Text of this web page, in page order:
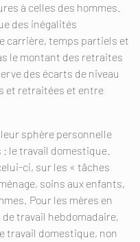
à celles des hommes.
des inégalités
carrière, temps partiels et
le montant des retraites
des écarts de niveau
et retraitées et entre
sphère personnelle
le travail domestique.
ci, sur les « tâches
soins aux enfants,
Pour les mères en
travail hebdomadaire,
travail domestique, non